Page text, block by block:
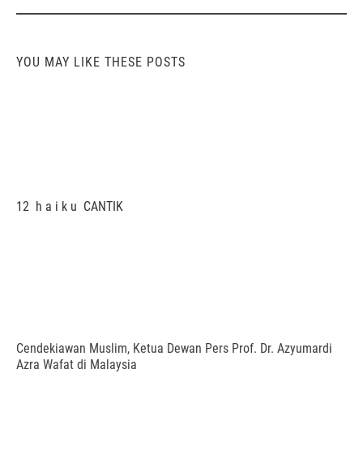
YOU MAY LIKE THESE POSTS
12 h a i k u CANTIK
Cendekiawan Muslim, Ketua Dewan Pers Prof. Dr. Azyumardi
Azra Wafat di Malaysia